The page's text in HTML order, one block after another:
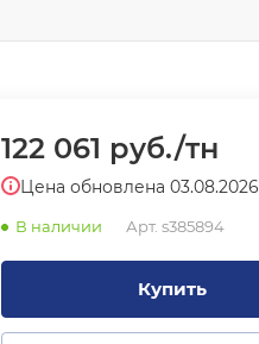
122 061 руб./тн
Цена обновлена 03.08.2026
В наличии Арт. s385894
Купить